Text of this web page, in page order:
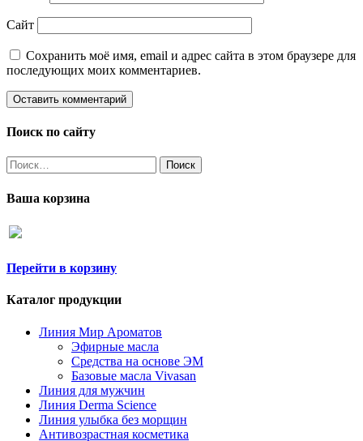
Сайт
Сохранить моё имя, email и адрес сайта в этом браузере для
последующих моих комментариев.
Поиск по сайту
Найти:
Ваша корзина
Перейти в корзину
Каталог продукции
Линия Мир Ароматов
Эфирные масла
Средства на основе ЭМ
Базовые масла Vivasan
Линия для мужчин
Линия Derma Science
Линия улыбка без морщин
Антивозрастная косметика